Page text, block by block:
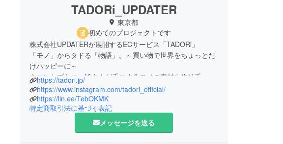
TADORi_UPDATER
東京都
初めてのプロジェクトです
株式会社UPDATERが展開するECサービス「TADORi」
「モノ」からタドる「物語」。～買い物で世界をちょっとだ
けハッピーに～
をコンセプトに、皆さんが手にするモノの素材や作り手、
その想いを「タドる」ことで、普段見えにくい「サステナブ
ル」を
楽しく紹介しながら、商品を販売しています。
https://tadori.jp/
https://www.instagram.com/tadori_official/
https://lin.ee/TebOKMK
特定商取引法に基づく表記
メッセージを送る